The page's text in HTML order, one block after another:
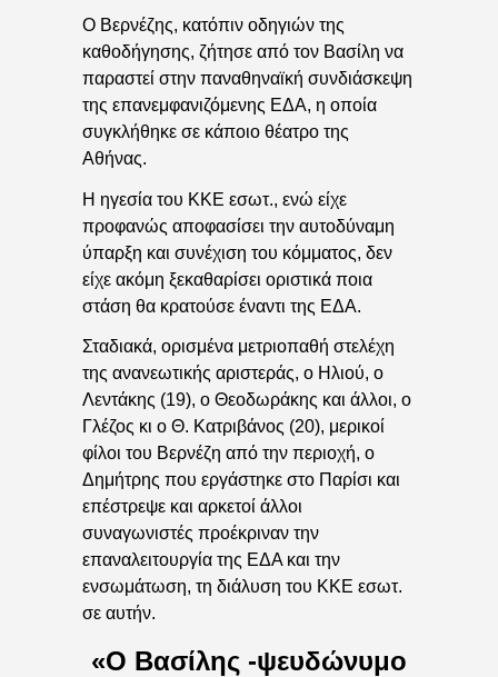
O Bερνέζης, κατόπιν οδηγιών της
καθοδήγησης, ζήτησε από τον Βασίλη να
παραστεί στην παναθηναϊκή συνδιάσκεψη
της επανεμφανιζόμενης ΕΔΑ, η οποία
συγκλήθηκε σε κάποιο θέατρο της
Αθήνας.
Η ηγεσία του ΚΚΕ εσωτ., ενώ είχε
προφανώς αποφασίσει την αυτοδύναμη
ύπαρξη και συνέχιση του κόμματος, δεν
είχε ακόμη ξεκαθαρίσει οριστικά ποια
στάση θα κρατούσε έναντι της ΕΔΑ.
Σταδιακά, ορισμένα μετριοπαθή στελέχη
της ανανεωτικής αριστεράς, ο Ηλιού, ο
Λεντάκης (19), ο Θεοδωράκης και άλλοι, ο
Γλέζος κι ο Θ. Κατριβάνος (20), μερικοί
φίλοι του Βερνέζη από την περιοχή, ο
Δημήτρης που εργάστηκε στο Παρίσι και
επέστρεψε και αρκετοί άλλοι
συναγωνιστές προέκριναν την
επαναλειτουργία της ΕΔΑ και την
ενσωμάτωση, τη διάλυση του ΚΚΕ εσωτ.
σε αυτήν.
«Ο Βασίλης -ψευδώνυμο